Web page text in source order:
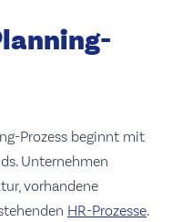
Prozess beginnt mit
Unternehmen
vorhandene
HR-Prozesse.